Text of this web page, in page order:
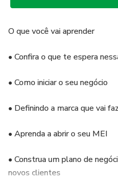
O que você vai aprender
• Confira o que te espera
• Como iniciar o seu negócio
• Definindo a marca que vai
• Aprenda a abrir o seu MEI
• Construa um plano de
novos clientes